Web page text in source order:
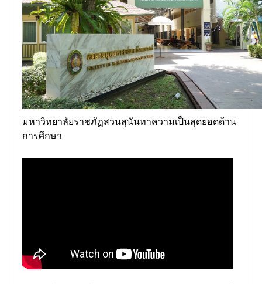
มหาวิทยาลัยราชภัฏสวนสุนันทาความเป็นสุดยอดด้าน
การศึกษา